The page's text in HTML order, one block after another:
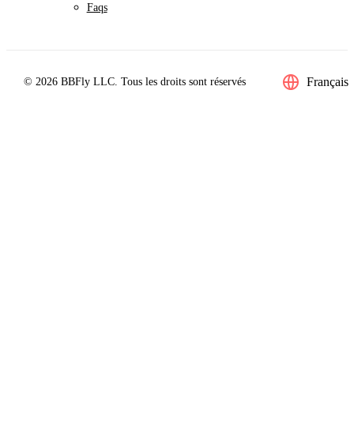
Faqs
© 2026 BBFly LLC. Tous les droits sont réservés Français